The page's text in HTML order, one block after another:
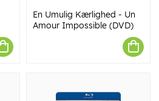
En Umulig Kærlighed - Un
Amour Impossible (DVD)